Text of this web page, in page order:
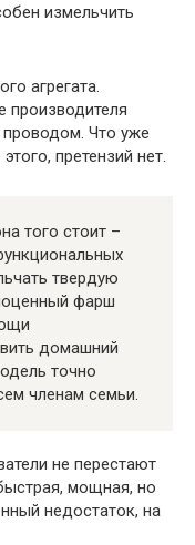
измельчить
агрегата.
производителя
Что уже
претензий нет.
того стоит –
твердую
фарш
домашний
точно
членам семьи.
не перестают
мощная, но
недостаток, на